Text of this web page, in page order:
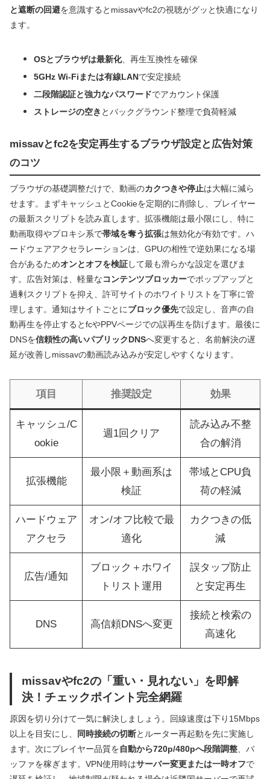
と遮断の回避を意識するとmissavやfc2の視聴がグッと快適になり
ます。
OSとブラウザは最新化、再生互換性を確保
5GHz Wi‑Fiまたは有線LANで安定接続
二段階認証と強力なパスワードでアカウント保護
ストレージの空き とバックグラウンド整理で負荷軽減
missavとfc2を安定再生するブラウザ設定と広告対策
のコツ
ブラウザの基礎調整だけで、動画のカクつきや停止は大幅に減ら
せます。まずキャッシュとCookieを定期的に削除し、プレイヤー
の最新スクリプトを読み直します。拡張機能は最小限にし、特に
動画取得やプロキシ系で帯域を奪う拡張は無効化が有効です。ハ
ードウェアアクセラレーションは、GPUの相性で逆効果になる場
合があるためオンとオフを検証して最も滑らかな設定を選びま
す。広告対策は、軽量なコンテンツブロッカーでポップアップと
過剰スクリプトを抑え、許可サイトのホワイトリストを丁寧に管
理します。通知はサイトごとにブロック優先で設定し、音声の自
動再生を停止するとfcやPPVページでの誤再生を防げます。最後に
DNSを信頼性の高いパブリックDNSへ変更すると、名前解決の遅
延が改善しmissavの動画読み込みが安定しやすくなります。
項目 推奨設定 効果
キャッシュ/C
ookie
週1回クリア
読み込み不整
合の解消
拡張機能
最小限＋動画系は
検証
帯域とCPU負
荷の軽減
ハードウェア
アクセラ
オン/オフ比較で最
適化
カクつきの低
減
広告/通知
ブロック＋ホワイ
トリスト運用
誤タップ防止
と安定再生
DNS 高信頼DNSへ変更
接続と検索の
高速化
missavやfc2の「重い・見れない」を即解
決！チェックポイント完全網羅
原因を切り分けて一気に解決しましょう。回線速度は下り15Mbps
以上を目安にし、
同時接続の切断とルーター再起動を先に実施し
ます。次にプレイヤー品質を自動から720p/480pへ段階調整 、バ
ッファを稼ぎます。VPN使用時はサーバー変更または一時オフで